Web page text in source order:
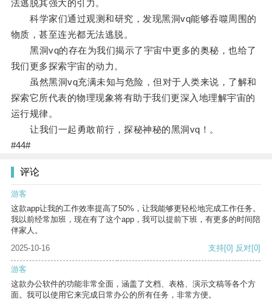
法逃脱其强大的引力。
科学家们通过观测和研究，发现黑洞vq能够吞噬周围的
物质，甚至连光都无法逃脱。
黑洞vq的存在为我们揭示了宇宙中更多的奥秘，也给了
我们更多探索宇宙的动力。
虽然黑洞vq充满未知与危险，但对于人类来说，了解和
探索它所代表的物理现象将有助于我们更深入地理解宇宙的
运行规律。
让我们一起勇敢前行，探秘神秘的黑洞vq！。
#44#
评论
游客
这款app让我的工作效率提高了50%，让我能够更轻松地完成工作任务。
我以前经常加班，现在有了这个app，我可以提前下班，有更多的时间陪
伴家人。
2025-10-16
支持[0] 反对[0]
游客
这款办公软件的功能非常全面，涵盖了文档、表格、演示文稿等各个方
面。我可以使用它来完成日常办公的所有任务，非常方便。